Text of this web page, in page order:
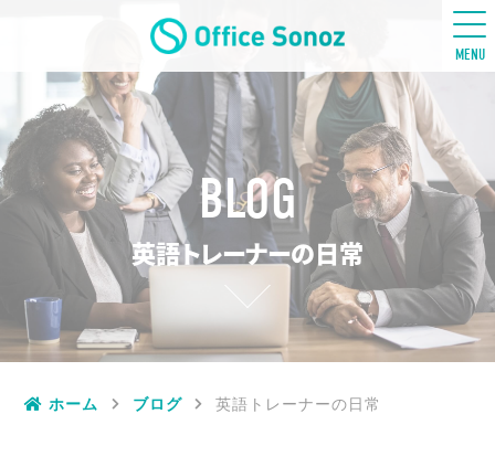
MENU
BLOG
英語トレーナーの日常
ホーム ブログ 英語トレーナーの日常